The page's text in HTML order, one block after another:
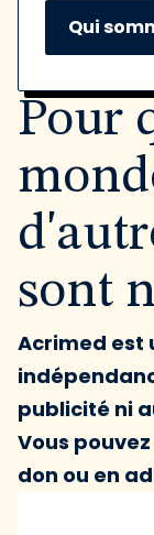
Qui
Pour
sont
Acrimed est
publicité ni
Vous
don ou en